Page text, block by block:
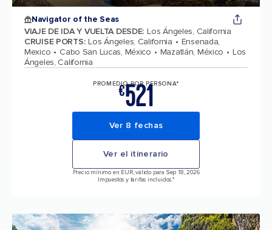
Navigator of the Seas
VIAJE DE IDA Y VUELTA DESDE: Los Ángeles, California
CRUISE PORTS: Los Ángeles, California
Ensenada,
Mexico
Cabo San Lucas, México Mazatlán, México
Los
Ángeles, California
PROMEDIO POR PERSONA*
€521
Ver 8 fechas
Ver el itinerario
Precio mínimo en EUR, válido para Sep 18, 2026
Impuestos y tarifas incluidos.*